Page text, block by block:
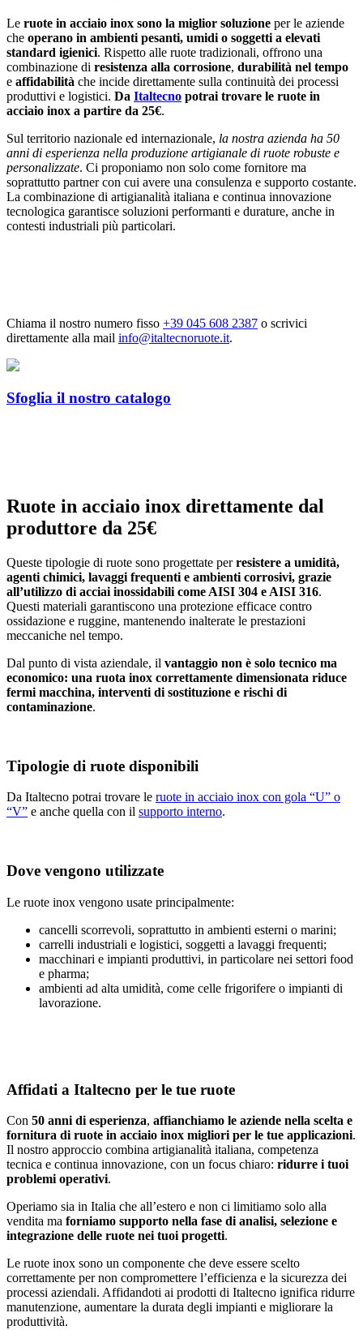
Le ruote in acciaio inox sono la miglior soluzione per le aziende
che operano in ambienti pesanti, umidi o soggetti a elevati
standard igienici. Rispetto alle ruote tradizionali, offrono una
combinazione di resistenza alla corrosione, durabilità nel tempo
e affidabilità che incide direttamente sulla continuità dei processi
produttivi e logistici. Da Italtecno potrai trovare le ruote in
acciaio inox a partire da 25€.
Sul territorio nazionale ed internazionale, la nostra azienda ha 50
anni di esperienza nella produzione artigianale di ruote robuste e
personalizzate. Ci proponiamo non solo come fornitore ma
soprattutto partner con cui avere una consulenza e supporto costante.
La combinazione di artigianalità italiana e continua innovazione
tecnologica garantisce soluzioni performanti e durature, anche in
contesti industriali più particolari.
Chiama il nostro numero fisso +39 045 608 2387 o scrivici
direttamente alla mail info@italtecnoruote.it.
Sfoglia il nostro catalogo
Ruote in acciaio inox direttamente dal
produttore da 25€
Queste tipologie di ruote sono progettate perresistere a umidità,
agenti chimici, lavaggi frequenti e ambienti corrosivi, grazie
all’utilizzo di acciai inossidabili come AISI 304 e AISI 316.
Questi materiali garantiscono una protezione efficace contro
ossidazione e ruggine, mantenendo inalterate le prestazioni
meccaniche nel tempo.
Dal punto di vista aziendale, il vantaggio non è solo tecnico ma
economico: una ruota inox correttamente dimensionata riduce
fermi macchina, interventi di sostituzione e rischi di
contaminazione.
Tipologie di ruote disponibili
Da Italtecno potrai trovare le ruote in acciaio inox con gola “U” o
“V” e anche quella con il supporto interno.
Dove vengono utilizzate
Le ruote inox vengono usate principalmente:
cancelli scorrevoli, soprattutto in ambienti esterni o marini;
carrelli industriali e logistici, soggetti a lavaggi frequenti;
macchinari e impianti produttivi, in particolare nei settori food
e pharma;
ambienti ad alta umidità, come celle frigorifere o impianti di
lavorazione.
Affidati a Italtecno per le tue ruote
Con 50 anni di esperienza, affianchiamo le aziende nella scelta e
fornitura di ruote in acciaio inox migliori per le tue applicazioni.
Il nostro approccio combina artigianalità italiana, competenza
tecnica e continua innovazione, con un focus chiaro: ridurre i tuoi
problemi operativi.
Operiamo sia in Italia che all’estero e non ci limitiamo solo alla
vendita ma forniamo supporto nella fase di analisi, selezione e
integrazione delle ruote nei tuoi progetti.
Le ruote inox sono un componente che deve essere scelto
correttamente per non compromettere l’efficienza e la sicurezza dei
processi aziendali. Affidandoti ai prodotti di Italtecno ignifica ridurre
manutenzione, aumentare la durata degli impianti e migliorare la
produttività.